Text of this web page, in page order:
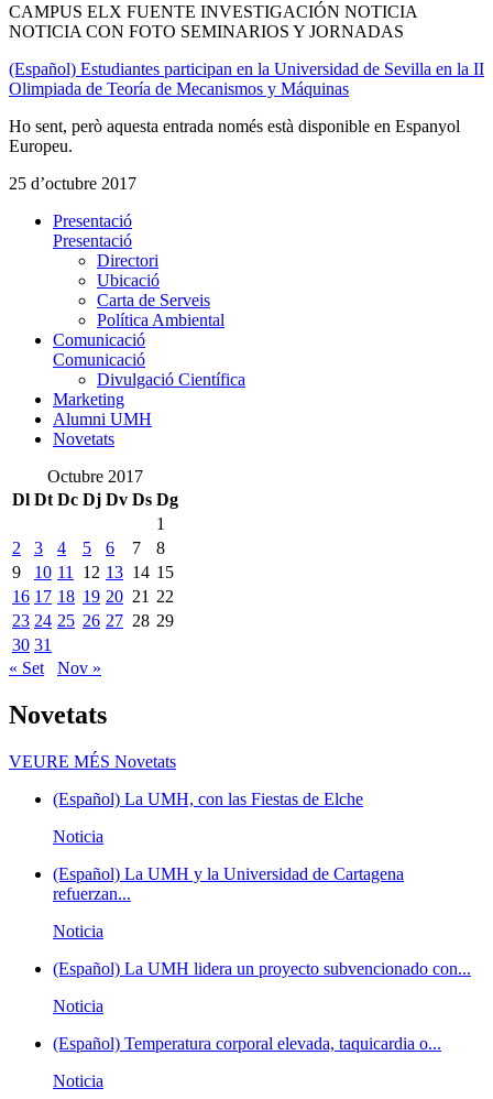
CAMPUS ELX FUENTE INVESTIGACIÓN NOTICIA
NOTICIA CON FOTO SEMINARIOS Y JORNADAS
(Español) Estudiantes participan en la Universidad de Sevilla en la II
Olimpiada de Teoría de Mecanismos y Máquinas
Ho sent, però aquesta entrada només està disponible en Espanyol
Europeu.
25 d’octubre 2017
Presentació
Presentació
Directori
Ubicació
Carta de Serveis
Política Ambiental
Comunicació
Comunicació
Divulgació Científica
Marketing
Alumni UMH
Novetats
Octubre 2017
Dl Dt Dc Dj Dv Ds Dg
1
2
3 4 5 6 7
8
9
10 11 12 13 14 15
16 17 18 19 20 21 22
23 24 25 26 27 28 29
30 31
« Set
Nov »
Novetats
VEURE MÉS Novetats
(Español) La UMH, con las Fiestas de Elche
Noticia
(Español) La UMH y la Universidad de Cartagena
refuerzan...
Noticia
(Español) La UMH lidera un proyecto subvencionado con...
Noticia
(Español) Temperatura corporal elevada, taquicardia o...
Noticia